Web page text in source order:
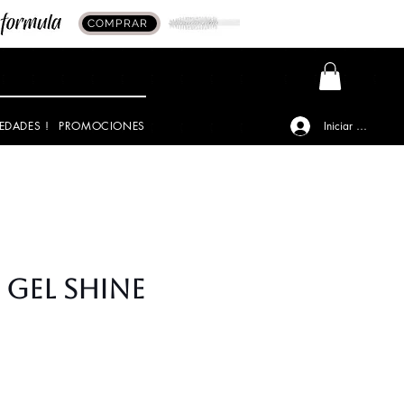
COMPRAR
! PROMOCIONES Iniciar sesión
GEL SHINE